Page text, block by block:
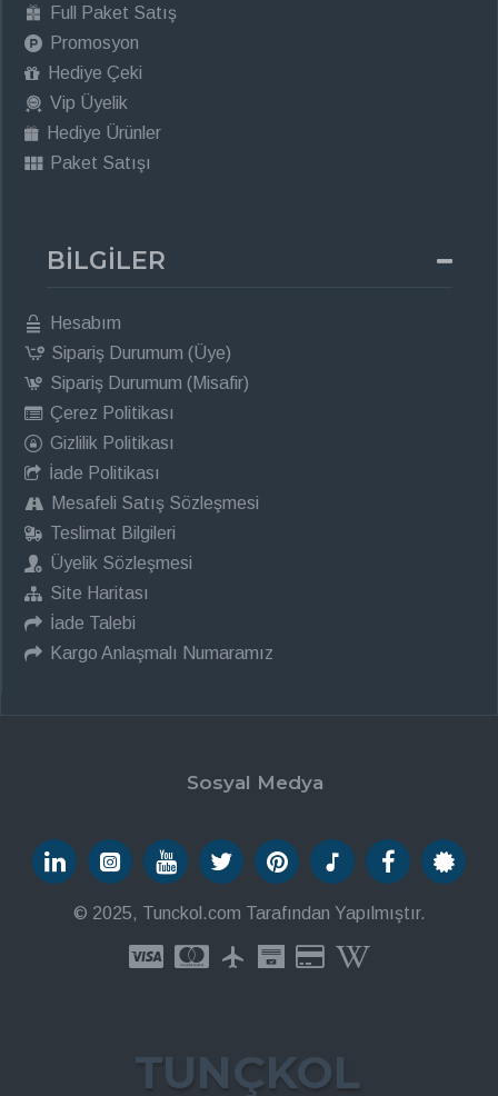
Full Paket Satış
Promosyon
Hediye Çeki
Vip Üyelik
Hediye Ürünler
Paket Satışı
BİLGİLER
Hesabım
Sipariş Durumum (Üye)
Sipariş Durumum (Misafir)
Çerez Politikası
Gizlilik Politikası
İade Politikası
Mesafeli Satış Sözleşmesi
Teslimat Bilgileri
Üyelik Sözleşmesi
Site Haritası
İade Talebi
Kargo Anlaşmalı Numaramız
Sosyal Medya
© 2025, Tunckol.com Tarafından Yapılmıştır.
TUNÇKOL